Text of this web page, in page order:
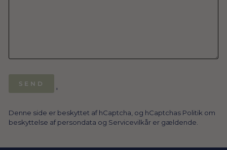
SEND
'
Denne side er beskyttet af hCaptcha, og hCaptchas Politik om
beskyttelse af persondata og Servicevilkår er gældende.